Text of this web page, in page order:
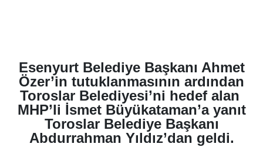
Esenyurt Belediye Başkanı Ahmet
Özer’in tutuklanmasının ardından
Toroslar Belediyesi’ni hedef alan
MHP’li İsmet Büyükataman’a yanıt
Toroslar Belediye Başkanı
Abdurrahman Yıldız’dan geldi.